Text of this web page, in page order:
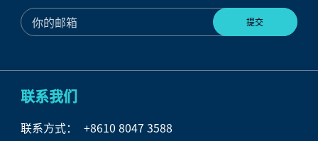
联系我们
联系方式：
+8610 8047 3588